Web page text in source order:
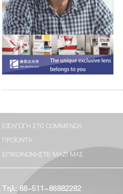
ΕΙΣΑΓΩΓΉ ΣΤΟ COMMENDA
ΠΡΟΪΌΝΤΑ
ΕΠΙΚΟΙΝΩΝΉΣΤΕ ΜΑΖΊ ΜΑΣ
Τηλ: 86-511-86882282